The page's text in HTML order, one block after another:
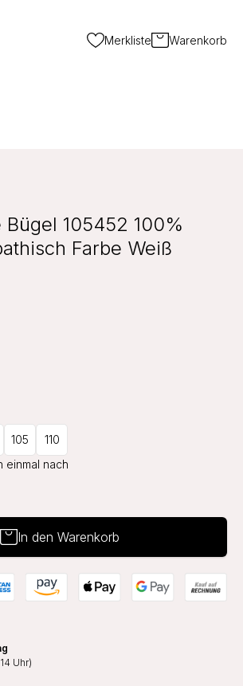
Merkliste Warenkorb
105452 100%
Farbe Weiß
105
110
einmal nach
In den Warenkorb
Uhr)